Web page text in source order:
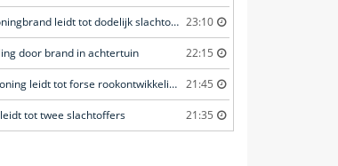
Uitslaande woningbrand leidt tot dodelijk slachtoffer 23:10
door brand in achtertuin 22:15
Brand in flatwoning leidt tot forse rookontwikkeling 21:45
tot twee slachtoffers 21:35